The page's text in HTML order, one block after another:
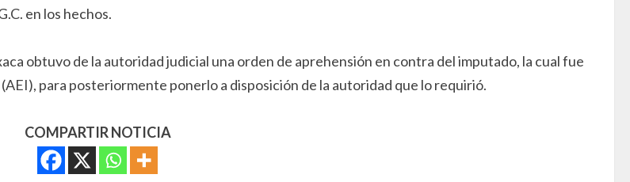
en los hechos.
obtuvo de la autoridad judicial una orden de aprehensión en contra del imputado, la cual fue
para posteriormente ponerlo a disposición de la autoridad que lo requirió.
COMPARTIR NOTICIA